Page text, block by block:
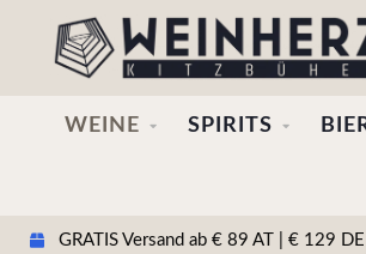
WEINE SPIRITS
GRATIS Versand ab € 89 AT | € 129 DE